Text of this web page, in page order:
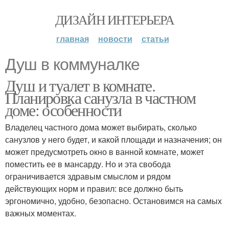
ДИЗАЙН ИНТЕРЬЕРА
главная новости статьи
Душ в коммуналке
Душ и туалет в комнате.
Планировка санузла в частном
доме: особенности
Владелец частного дома может выбирать, сколько
санузлов у него будет, и какой площади и назначения; он
может предусмотреть окно в ванной комнате, может
поместить ее в мансарду. Но и эта свобода
ограничивается здравым смыслом и рядом
действующих норм и правил: все должно быть
эргономично, удобно, безопасно. Остановимся на самых
важных моментах.